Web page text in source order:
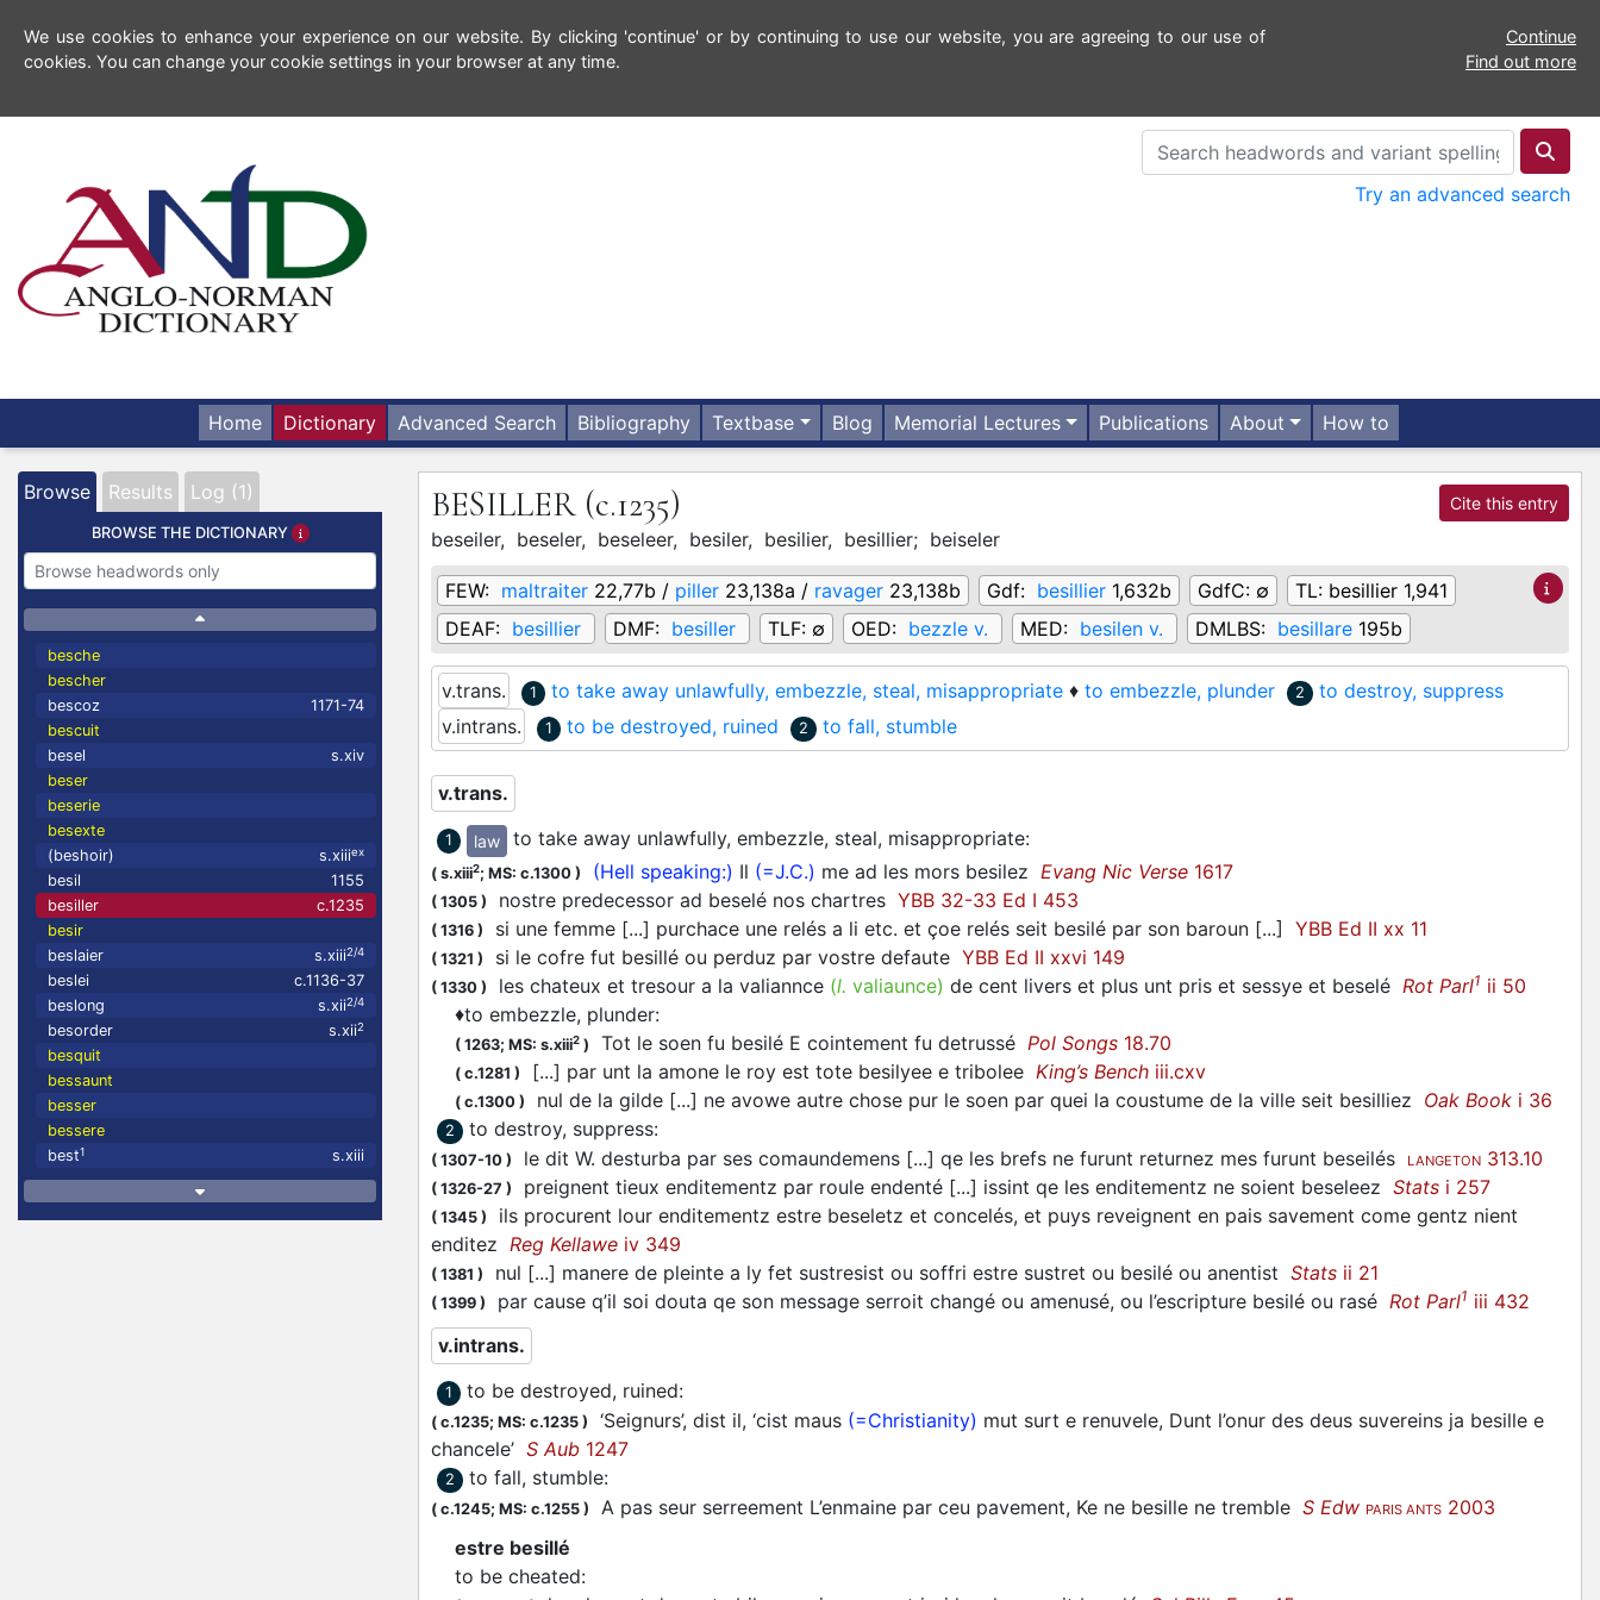
We use cookies to enhance your experience on our website. By clicking 'continue' or by continuing to use our website, you are agreeing to our use of
cookies. You can change your cookie settings in your browser at any time.
Continue
Find out more
Try an advanced search
Home Dictionary Advanced Search Bibliography Textbase Blog Memorial Lectures Publications About How to
Browse Results Log (1)
BROWSE THE DICTIONARY
besche
bescher
bescoz
1171-74
bescuit
besel
s.xiv
beser
beserie
besexte
(beshoir)
s.xiiiex
besil
1155
besiller
c.1235
besir
beslaier
s.xiii2/4
beslei
c.1136-37
beslong
s.xii2/4
besorder s.xii2
besquit
bessaunt
besser
bessere
best1 s.xiii
BESILLER (c.1235) Cite this entry
beseiler, beseler, beseleer, besiler, besilier, besillier; beiseler
FEW: maltraiter 22,77b / piller 23,138a / ravager 23,138b Gdf: besillier 1,632b GdfC: ∅ TL: besillier 1,941
DEAF: besillier DMF: besiller TLF: ∅ OED: bezzle v. MED: besilen v. DMLBS: besillare 195b
v.trans. 1 to take away unlawfully, embezzle, steal, misappropriate ♦ to embezzle, plunder 2
to destroy, suppress
v.intrans.
1 to be destroyed, ruined 2 to fall, stumble
v.trans.
1 law to take away unlawfully, embezzle, steal, misappropriate:
( s.xiii2; MS: c.1300 ) (Hell speaking:) Il (=J.C.) me ad les mors besilez Evang Nic Verse 1617
( 1305 ) nostre predecessor ad beselé nos chartres YBB 32-33 Ed I 453
( 1316 ) si une femme [...] purchace une relés a li etc. et çoe relés seit besilé par son baroun [...] YBB Ed II xx 11
( 1321 ) si le cofre fut besillé ou perduz par vostre defaute YBB Ed II xxvi 149
( 1330 ) les chateux et tresour a la valiannce (l. valiaunce) de cent livers et plus unt pris et sessye et beselé Rot Parl1 ii 50
♦to embezzle, plunder:
( 1263; MS: s.xiii2 ) Tot le soen fu besilé E cointement fu detrussé Pol Songs 18.70
( c.1281 ) [...] par unt la amone le roy est tote besilyee e tribolee King’s Bench iii.cxv
( c.1300 ) nul de la gilde [...] ne avowe autre chose pur le soen par quei la coustume de la ville seit besilliez Oak Book i 36
2 to destroy, suppress:
( 1307-10 ) le dit W. desturba par ses comaundemens [...] qe les brefs ne furunt returnez mes furunt beseilés LANGETON 313.10
( 1326-27 ) preignent tieux enditementz par roule endenté [...] issint qe les enditementz ne soient beseleez Stats i 257
( 1345 ) ils procurent lour enditementz estre beseletz et concelés, et puys reveignent en pais savement come gentz nient
enditez Reg Kellawe iv 349
( 1381 ) nul [...] manere de pleinte a ly fet sustresist ou soffri estre sustret ou besilé ou anentist Stats ii 21
( 1399 ) par cause q’il soi douta qe son message serroit changé ou amenusé, ou l’escripture besilé ou rasé Rot Parl1 iii 432
v.intrans.
1 to be destroyed, ruined:
( c.1235; MS: c.1235 ) ‘Seignurs’, dist il, ‘cist maus (=Christianity) mut surt e renuvele, Dunt l’onur des deus suvereins ja besille e
chancele’ S Aub 1247
2 to fall, stumble:
( c.1245; MS: c.1255 ) A pas seur serreement L’enmaine par ceu pavement, Ke ne besille ne tremble S Edw PARIS ANTS 2003
estre besillé
to be cheated: